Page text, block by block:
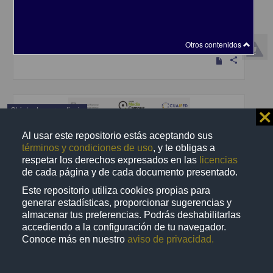
Al usar este repositorio estás aceptando sus
términos y condiciones de uso, y te obligas a
respetar los derechos expresados en las licencias
de cada página y de cada documento presentado.
Este repositorio utiliza cookies propias para
generar estadísticas, proporcionar sugerencias y
almacenar tus preferencias. Podrás deshabilitarlas
accediendo a la configuración de tu navegador.
Conoce más en nuestro aviso de privacidad.
⨯
share
Objeto de aprendizaje
Otros contenidos